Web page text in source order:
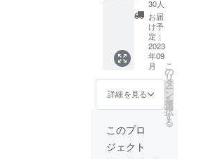
のラベ
ルに表
記され
ます。
商品
開封前
には必
ずお届
けのリ
された
や注意
たい企
業さま
■注意事
項 ・焼
き印の
デザイ
ン調整
のため
ルでご
連絡を
させて
は1年間
となり
ます。
・支援
者様に
はメー
ルにて
ご連
ケ
ジュー
ル調整
クのモ
デルに
ふさわ
しいワ
ンちゃ
んの飼
い主さ
ま ・
の写真
にワン
ちゃん
グルー
プで利
用可能
13,000
円分の
商品券
をお送
りしま
す。 ●
対象
サービ
スはマ
30人
お届
け予
定：
2023
年09
月
詳細を見る
こ
の
リ
タ
ー
ン
を
選
択
す
る
このプロ
ジェクト